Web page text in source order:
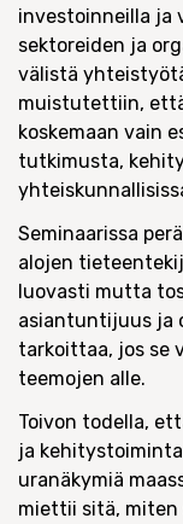
investoinneilla ja
sektoreiden ja
välistä
muistutettiin,
koskemaan vain
tutkimusta,
Seminaarissa
alojen
luovasti mutta
asiantuntijuus ja
tarkoittaa, jos se
teemojen alle.
Toivon todella,
ja
uranäkymiä
miettii sitä,